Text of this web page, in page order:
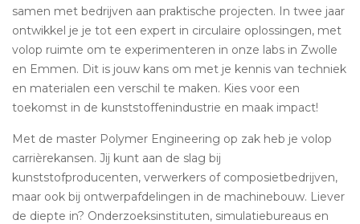
samen met bedrijven aan praktische projecten. In twee jaar
ontwikkel je je tot een expert in circulaire oplossingen, met
volop ruimte om te experimenteren in onze labs in Zwolle
en Emmen. Dit is jouw kans om met je kennis van techniek
en materialen een verschil te maken. Kies voor een
toekomst in de kunststoffenindustrie en maak impact!
Met de master Polymer Engineering op zak heb je volop
carrièrekansen. Jij kunt aan de slag bij
kunststofproducenten, verwerkers of composietbedrijven,
maar ook bij ontwerpafdelingen in de machinebouw. Liever
de diepte in? Onderzoeksinstituten, simulatiebureaus en